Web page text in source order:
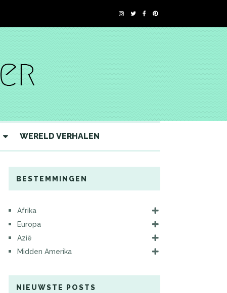
WERELD VERHALEN
BESTEMMINGEN
Afrika
Europa
Azië
Midden Amerika
NIEUWSTE POSTS